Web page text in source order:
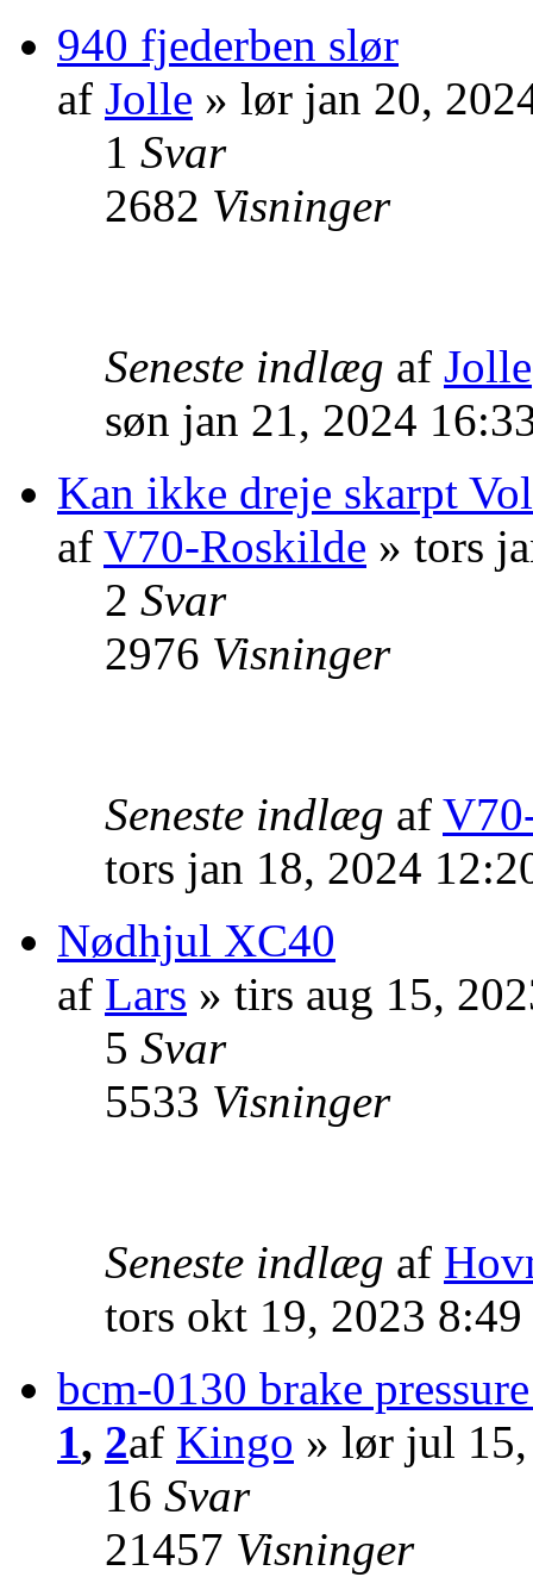
940 fjederben slør
af Jolle » lør jan 20,
1 Svar
2682 Visninger
Seneste indlæg af Jolle
søn jan 21, 2024
Kan ikke dreje skarpt
af V70-Roskilde » tors
2 Svar
2976 Visninger
Seneste indlæg af
tors jan 18, 2024
Nødhjul XC40
af Lars » tirs aug 15,
5 Svar
5533 Visninger
Seneste indlæg af
tors okt 19, 2023 8:49
bcm-0130 brake
1, 2af Kingo » lør jul
16 Svar
21457 Visninger